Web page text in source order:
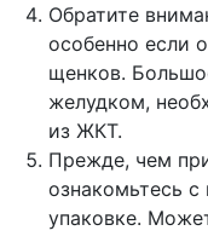
Обратите
особенно если
щенков.
желудком,
из ЖКТ.
Прежде, чем
ознакомьтесь
упаковке.